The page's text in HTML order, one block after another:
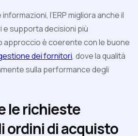
l’ERP migliora anche il
supporta decisioni più
approccio è coerente con le buone
dei fornitori, dove la qualità
sulla performance degli
le richieste
ordini di acquisto